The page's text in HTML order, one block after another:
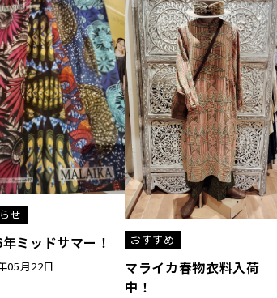
せ
ミッドサマー！
05月22日
おすすめ
マライカ春物衣料入荷
中！